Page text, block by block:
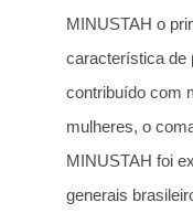
MINUSTAH o
característica de
contribuído com
mulheres, o
MINUSTAH foi
generais